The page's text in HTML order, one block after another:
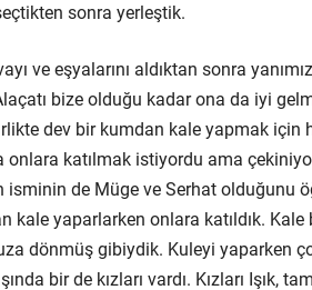
sonra yerleştik.
ve eşyalarını aldıktan sonra
bize olduğu kadar ona da iyi
dev bir kumdan kale yapmak için
katılmak istiyordu ama
isminin de Müge ve Serhat olduğunu
kale yaparlarken onlara katıldık.
dönmüş gibiydik. Kuleyi yaparken
bir de kızları vardı. Kızları Işık,